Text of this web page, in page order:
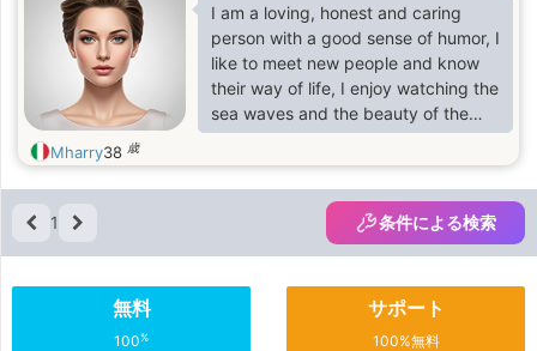
I am a loving, honest and caring
person with a good sense of humor, I
like to meet new people and know
their way of life, I enjoy watching the
sea waves and the beauty of the
mountains and everything that
nature has to offer.
Mharry38 歳
1 条件による検索
無料
100%
サポート
100%無料